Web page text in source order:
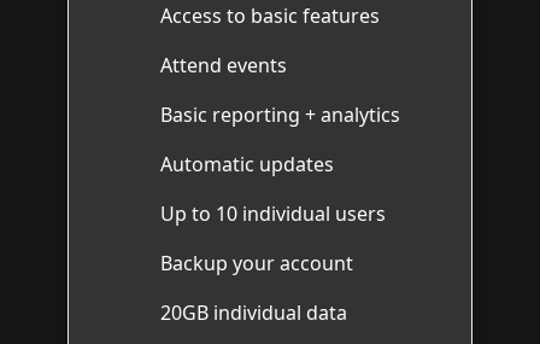
Access to basic features
Attend events
Basic reporting + analytics
Automatic updates
Up to 10 individual users
Backup your account
20GB individual data